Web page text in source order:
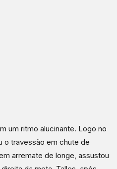
um ritmo alucinante. Logo no
o travessão em chute de
arremate de longe, assustou